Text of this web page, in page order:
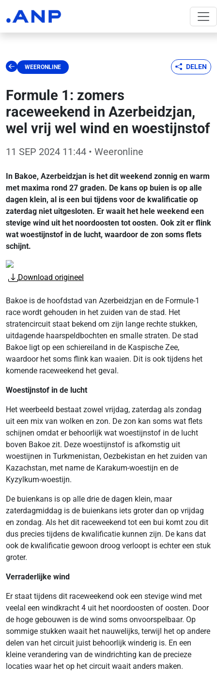
WEERONLINE DELEN
Formule 1: zomers
raceweekend in Azerbeidzjan,
wel vrij wel wind en woestijnstof
11 SEP 2024 11:44 • Weeronline
In Bakoe, Azerbeidzjan is het dit weekend zonnig en warm
met maxima rond 27 graden. De kans op buien is op alle
dagen klein, al is een bui tijdens voor de kwalificatie op
zaterdag niet uitgesloten. Er waait het hele weekend een
stevige wind uit het noordoosten tot oosten. Ook zit er flink
wat woestijnstof in de lucht, waardoor de zon soms flets
schijnt.
Download origineel
Bakoe is de hoofdstad van Azerbeidzjan en de Formule-1
race wordt gehouden in het zuiden van de stad. Het
stratencircuit staat bekend om zijn lange rechte stukken,
uitdagende haarspeldbochten en smalle straten. De stad
Bakoe ligt op een schiereiland in de Kaspische Zee,
waardoor het soms flink kan waaien. Dit is ook tijdens het
komende raceweekend het geval.
Woestijnstof in de lucht
Het weerbeeld bestaat zowel vrijdag, zaterdag als zondag
uit een mix van wolken en zon. De zon kan soms wat flets
schijnen omdat er behoorlijk wat woestijnstof in de lucht
boven Bakoe zit. Deze woestijnstof is afkomstig uit
woestijnen in Turkmenistan, Oezbekistan en het zuiden van
Kazachstan, met name de Karakum-woestijn en de
Kyzylkum-woestijn.
De buienkans is op alle drie de dagen klein, maar
zaterdagmiddag is de buienkans iets groter dan op vrijdag
en zondag. Als het dit raceweekend tot een bui komt zou dit
dus precies tijdens de kwalificatie kunnen zijn. De kans dat
ook de kwalificatie gewoon droog verloopt is echter een stuk
groter.
Verraderlijke wind
Er staat tijdens dit raceweekend ook een stevige wind met
veelal een windkracht 4 uit het noordoosten of oosten. Door
de hoge gebouwen is de wind soms onvoorspelbaar. Op
sommige stukken waait het nauwelijks, terwijl het op andere
delen van het circuit juist behoorlijk winderig is. En een
kleine verandering van de windrichting kan de precieze
locaties waar het op het circuit waait anders maken.